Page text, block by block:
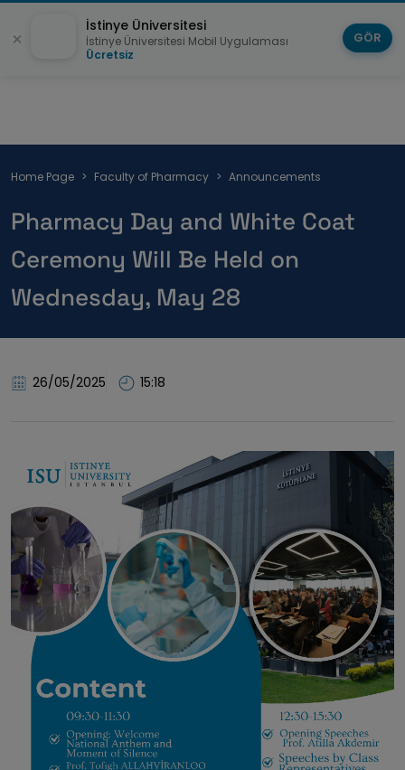
Breadcrumb
Home Page Faculty of Pharmacy Announcements
Pharmacy Day and White Coat
Ceremony Will Be Held on
Wednesday, May 28
26/05/2025 15:18
İstinye Üniversitesi
İstinye Üniversitesi Mobil Uygulaması
Ücretsiz
GÖR